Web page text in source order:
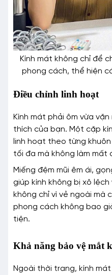
Kính mát không chỉ để
phong cách, thể hiện
Điều chỉnh linh hoạt
Kính mát phải ôm vừa
thích của bạn. Một cặp
linh hoạt theo từng
tối đa mà không làm mất
Miếng đệm mũi êm ái,
giúp kính không bị xô
không chỉ vì vẻ ngoài mà
phong cách không bao
tiện.
Khả năng bảo vệ mắt
Ngoài thời trang, kính